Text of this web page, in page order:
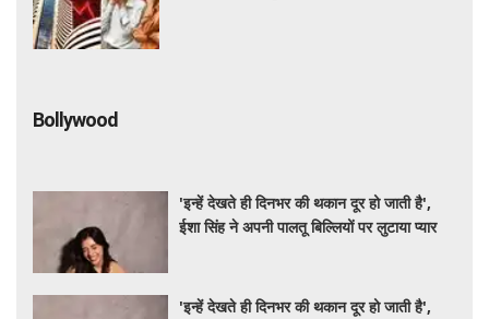
Bollywood
'इन्हें देखते ही दिनभर की थकान दूर हो जाती है',
ईशा सिंह ने अपनी पालतू बिल्लियों पर लुटाया प्यार
'इन्हें देखते ही दिनभर की थकान दूर हो जाती है',